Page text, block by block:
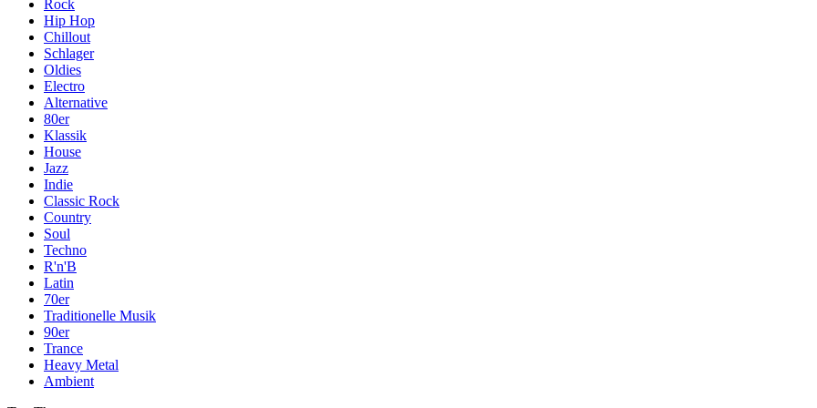
Rock
Hip Hop
Chillout
Schlager
Oldies
Electro
Alternative
80er
Klassik
House
Jazz
Indie
Classic Rock
Country
Soul
Techno
R'n'B
Latin
70er
Traditionelle Musik
90er
Trance
Heavy Metal
Ambient